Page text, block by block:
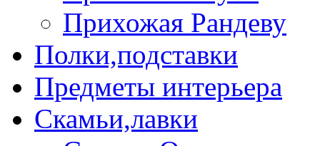
Прихожая Рандеву
Полки,подставки
Предметы интерьера
Скамьи,лавки